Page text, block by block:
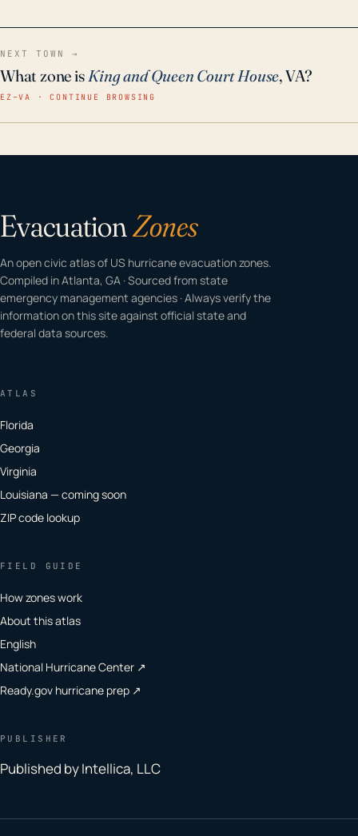
NEXT TOWN →
What zone isKing and Queen Court House, VA?
EZ–VA · CONTINUE BROWSING
EvacuationZones
An open civic atlas of US hurricane evacuation zones.
Compiled in Atlanta, GA · Sourced from state
emergency management agencies · Always verify the
information on this site against official state and
federal data sources.
ATLAS
Florida
Georgia
Virginia
Louisiana — coming soon
ZIP code lookup
FIELD GUIDE
How zones work
About this atlas
English
National Hurricane Center ↗
Ready.gov hurricane prep ↗
PUBLISHER
Published by Intellica, LLC